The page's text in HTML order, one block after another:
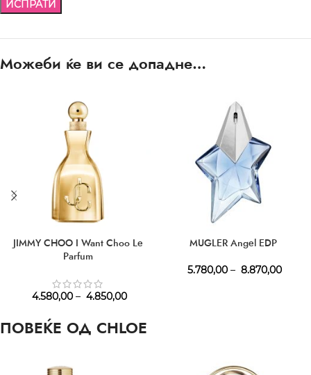
Можеби ќе ви се допадне…
JIMMY CHOO I Want Choo Le
Parfum
4.580,00 – 4.850,00
MUGLER Angel EDP
5.780,00 – 8.870,00
ПОВЕЌЕ ОД CHLOE